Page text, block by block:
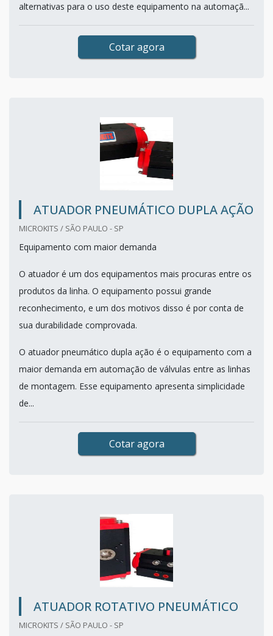
alternativas para o uso deste equipamento na automaçã...
Cotar agora
ATUADOR PNEUMÁTICO DUPLA AÇÃO
MICROKITS / SÃO PAULO - SP
Equipamento com maior demanda
O atuador é um dos equipamentos mais procuras entre os
produtos da linha. O equipamento possui grande
reconhecimento, e um dos motivos disso é por conta de
sua durabilidade comprovada.
O atuador pneumático dupla ação é o equipamento com a
maior demanda em automação de válvulas entre as linhas
de montagem. Esse equipamento apresenta simplicidade
de...
Cotar agora
ATUADOR ROTATIVO PNEUMÁTICO
MICROKITS / SÃO PAULO - SP